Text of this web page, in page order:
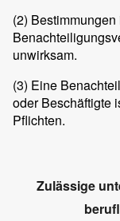
(2)
unwirksam.
(3) Eine
oder Beschäftigte
Pflichten.
Zulässige